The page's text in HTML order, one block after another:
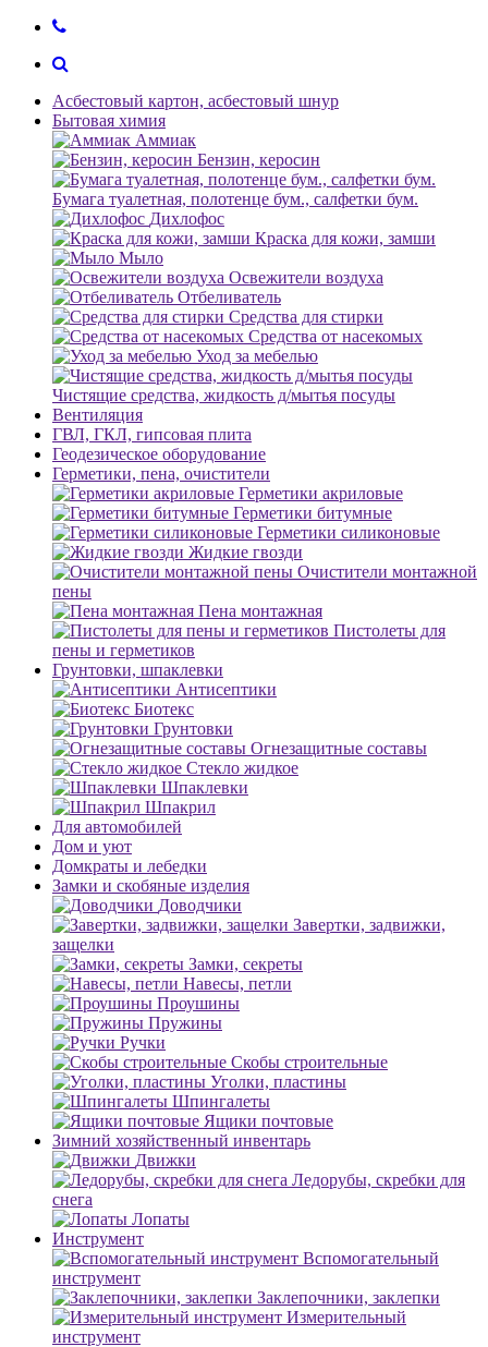
Асбестовый картон, асбестовый шнур
Бытовая химия
Аммиак
Бензин, керосин
Бумага туалетная, полотенце бум., салфетки бум.
Дихлофос
Краска для кожи, замши
Мыло
Освежители воздуха
Отбеливатель
Средства для стирки
Средства от насекомых
Уход за мебелью
Чистящие средства, жидкость д/мытья посуды
Вентиляция
ГВЛ, ГКЛ, гипсовая плита
Геодезическое оборудование
Герметики, пена, очистители
Герметики акриловые
Герметики битумные
Герметики силиконовые
Жидкие гвозди
Очистители монтажной
пены
Пена монтажная
Пистолеты для
пены и герметиков
Грунтовки, шпаклевки
Антисептики
Биотекс
Грунтовки
Огнезащитные составы
Стекло жидкое
Шпаклевки
Шпакрил
Для автомобилей
Дом и уют
Домкраты и лебедки
Замки и скобяные изделия
Доводчики
Завертки, задвижки,
защелки
Замки, секреты
Навесы, петли
Проушины
Пружины
Ручки
Скобы строительные
Уголки, пластины
Шпингалеты
Ящики почтовые
Зимний хозяйственный инвентарь
Движки
Ледорубы, скребки для
снега
Лопаты
Инструмент
Вспомогательный
инструмент
Заклепочники, заклепки
Измерительный
инструмент